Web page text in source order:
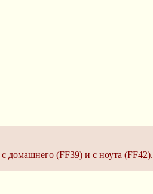
домашнего (FF39) и с ноута (FF42).